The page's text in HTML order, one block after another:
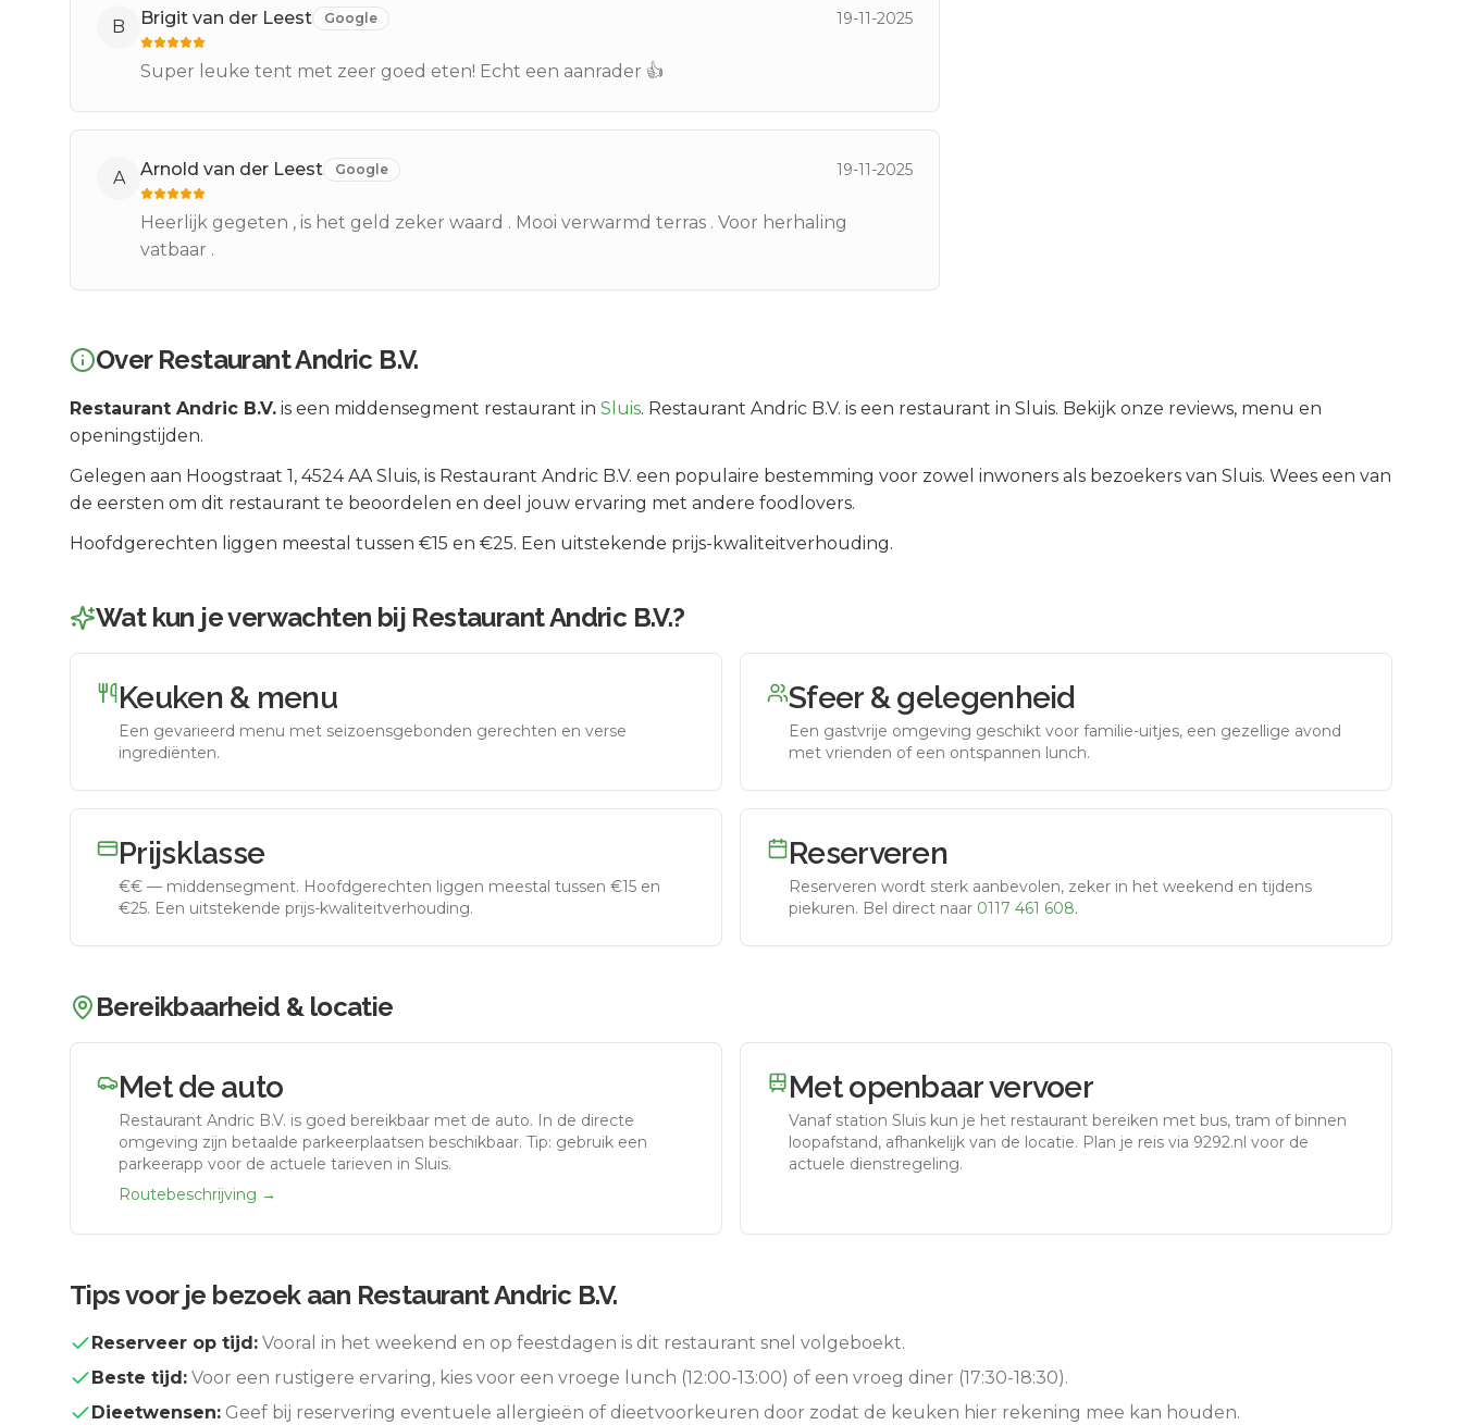
B Brigit van der Leest Google 19-11-2025
Super leuke tent met zeer goed eten! Echt een aanrader 👍
A Arnold van der Leest Google 19-11-2025
Heerlijk gegeten , is het geld zeker waard . Mooi verwarmd terras . Voor herhaling
vatbaar .
Over Restaurant Andric B.V.
Restaurant Andric B.V. is een middensegment restaurant in Sluis. Restaurant Andric B.V. is een restaurant in Sluis. Bekijk onze reviews, menu en
openingstijden.
Gelegen aan Hoogstraat 1, 4524 AA Sluis, is Restaurant Andric B.V. een populaire bestemming voor zowel inwoners als bezoekers van Sluis. Wees een van
de eersten om dit restaurant te beoordelen en deel jouw ervaring met andere foodlovers.
Hoofdgerechten liggen meestal tussen €15 en €25. Een uitstekende prijs-kwaliteitverhouding.
Wat kun je verwachten bij Restaurant Andric B.V.?
Keuken & menu
Een gevarieerd menu met seizoensgebonden gerechten en verse
ingrediënten.
Sfeer & gelegenheid
Een gastvrije omgeving geschikt voor familie-uitjes, een gezellige avond
met vrienden of een ontspannen lunch.
Prijsklasse
€€ — middensegment. Hoofdgerechten liggen meestal tussen €15 en
€25. Een uitstekende prijs-kwaliteitverhouding.
Reserveren
Reserveren wordt sterk aanbevolen, zeker in het weekend en tijdens
piekuren. Bel direct naar 0117 461 608.
Bereikbaarheid & locatie
Met de auto
Restaurant Andric B.V. is goed bereikbaar met de auto. In de directe
omgeving zijn betaalde parkeerplaatsen beschikbaar. Tip: gebruik een
parkeerapp voor de actuele tarieven in Sluis.
Routebeschrijving →
Met openbaar vervoer
Vanaf station Sluis kun je het restaurant bereiken met bus, tram of binnen
loopafstand, afhankelijk van de locatie. Plan je reis via 9292.nl voor de
actuele dienstregeling.
Tips voor je bezoek aan Restaurant Andric B.V.
Reserveer op tijd: Vooral in het weekend en op feestdagen is dit restaurant snel volgeboekt.
Beste tijd: Voor een rustigere ervaring, kies voor een vroege lunch (12:00-13:00) of een vroeg diner (17:30-18:30).
Dieetwensen: Geef bij reservering eventuele allergieën of dieetvoorkeuren door zodat de keuken hier rekening mee kan houden.